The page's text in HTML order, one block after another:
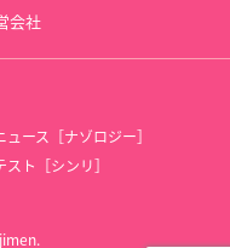
会社
ュース［ナゾロジー］
スト［シンリ］